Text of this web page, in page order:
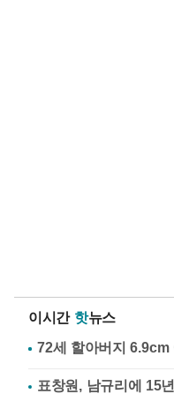
이시간 핫뉴스
표창원, 남규리에 15